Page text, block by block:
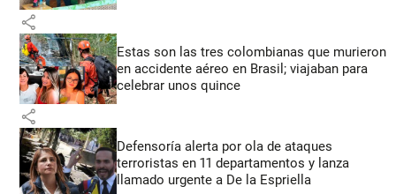
share
Estas son las tres colombianas que murieron
en accidente aéreo en Brasil; viajaban para
celebrar unos quince
share
Defensoría alerta por ola de ataques
terroristas en 11 departamentos y lanza
llamado urgente a De la Espriella